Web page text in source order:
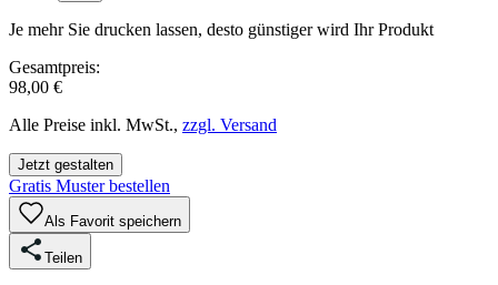
Je mehr Sie drucken lassen, desto günstiger wird Ihr Produkt
Gesamtpreis:
98,00 €
Alle Preise inkl. MwSt., zzgl. Versand
Jetzt gestalten
Gratis Muster bestellen
Als Favorit speichern
Teilen